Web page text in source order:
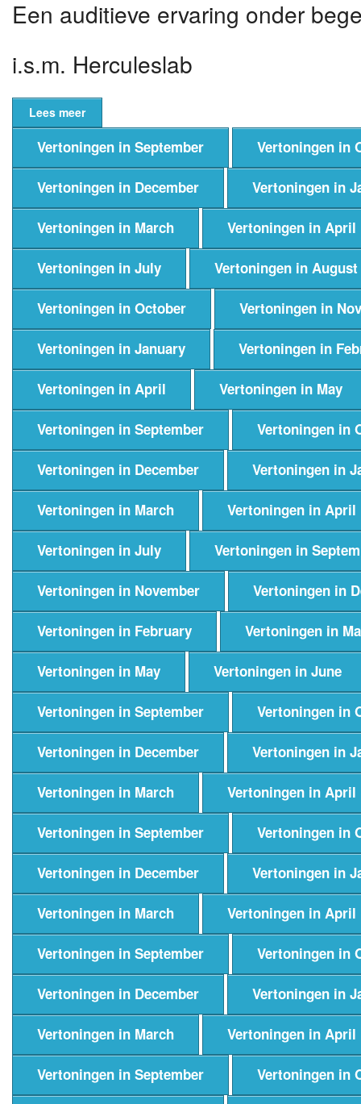
Een auditieve ervaring onder
i.s.m. Herculeslab
Lees meer
Vertoningen in September Vertoningen in
Vertoningen in December Vertoningen in
Vertoningen in March Vertoningen in April
Vertoningen in July Vertoningen in August
Vertoningen in October Vertoningen in
Vertoningen in January Vertoningen in
Vertoningen in April Vertoningen in May
Vertoningen in September Vertoningen in
Vertoningen in December Vertoningen in
Vertoningen in March Vertoningen in April
Vertoningen in July Vertoningen in
Vertoningen in November Vertoningen in
Vertoningen in February Vertoningen in
Vertoningen in May Vertoningen in June
Vertoningen in September Vertoningen in
Vertoningen in December Vertoningen in
Vertoningen in March Vertoningen in April
Vertoningen in September Vertoningen in
Vertoningen in December Vertoningen in
Vertoningen in March Vertoningen in April
Vertoningen in September Vertoningen in
Vertoningen in December Vertoningen in
Vertoningen in March Vertoningen in April
Vertoningen in September Vertoningen in